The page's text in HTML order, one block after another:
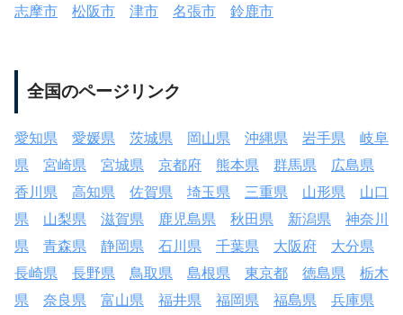
志摩市
松阪市 津市 名張市 鈴鹿市
全国のページリンク
愛知県 愛媛県 茨城県 岡山県 沖縄県 岩手県
岐阜
県
宮崎県 宮城県 京都府 熊本県 群馬県
広島県
香川県
高知県 佐賀県 埼玉県 三重県 山形県
山口
県
山梨県 滋賀県 鹿児島県 秋田県 新潟県
神奈川
県
青森県 静岡県 石川県 千葉県 大阪府
大分県
長崎県
長野県 鳥取県 島根県 東京都 徳島県
栃木
県
奈良県 富山県 福井県 福岡県 福島県
兵庫県